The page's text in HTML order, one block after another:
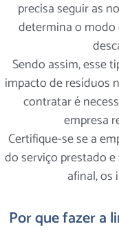
precisa seguir as
determina o modo
Sendo assim, esse
impacto de resíduos
contratar é
empresa
Certifique-se se a
do serviço prestado
afinal, os
Por que fazer a